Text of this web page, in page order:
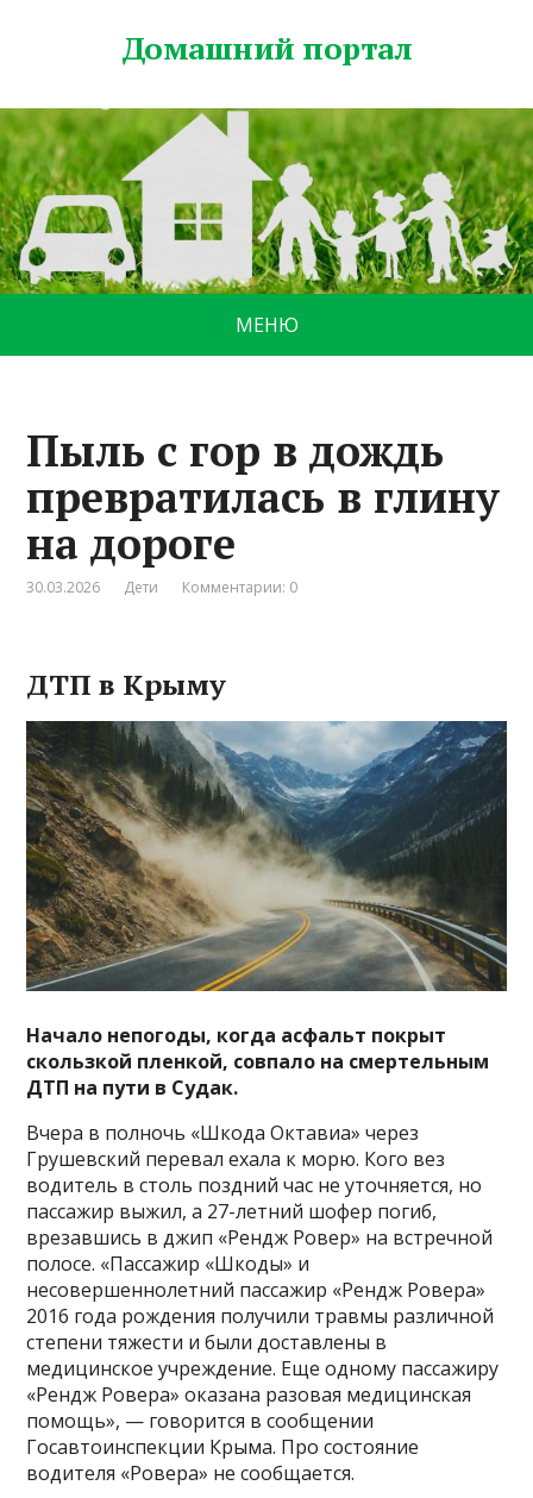
Домашний портал
МЕНЮ
Пыль с гор в дождь
превратилась в глину
на дороге
30.03.2026 Дети Комментарии: 0
ДТП в Крыму
Начало непогоды, когда асфальт покрыт
скользкой пленкой, совпало на смертельным
ДТП на пути в Судак.
Вчера в полночь «Шкода Октавиа» через
Грушевский перевал ехала к морю. Кого вез
водитель в столь поздний час не уточняется, но
пассажир выжил, а 27-летний шофер погиб,
врезавшись в джип «Рендж Ровер» на встречной
полосе. «Пассажир «Шкоды» и
несовершеннолетний пассажир «Рендж Ровера»
2016 года рождения получили травмы различной
степени тяжести и были доставлены в
медицинское учреждение. Еще одному пассажиру
«Рендж Ровера» оказана разовая медицинская
помощь», — говорится в сообщении
Госавтоинспекции Крыма. Про состояние
водителя «Ровера» не сообщается.